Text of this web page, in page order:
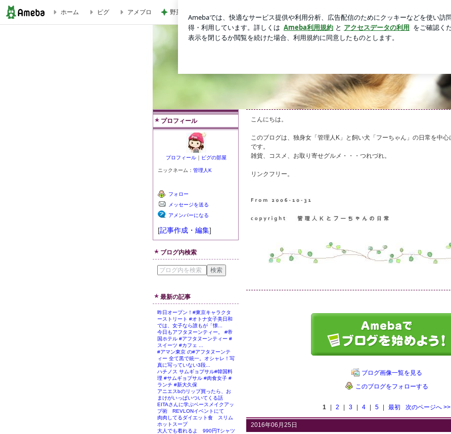
ホーム ピグ アメブロ 野菜を食べない娘の嬉しい完食
プロフィール
プロフィール ｜ ピグの部屋
ニックネーム： 管理人K
フォロー
メッセージを送る
アメンバーになる
[記事作成・編集]
ブログ内検索
最新の記事
昨日オープン！#東京キャラクタ
ーストリート #オトナ女子美日和
では、女子なら誰もが「懐...
今日もアフタヌーンティー。 #帝
国ホテル #アフタヌーンティー #
スイーツ #カフェ ...
#アマン東京 の#アフタヌーンテ
ィー 全て黒で統一。オシャレ！写
真に写っていない3段...
ハチノス サムギョプサル#韓国料
理 #サムギョプサル #肉食女子 #
ランチ #新大久保
アニエスbのリップ買ったら、お
まけがいっぱいついてくる話
EITAさんに学ぶベースメイクアッ
プ術 REVLONイベントにて
肉肉してるダイエット食 スリム
ホットスープ
大人でも着れるよ 990円Tシャツ
こんにちは。
このブログは、独身女「管理人K」と飼い犬「フーちゃん」の日常を中
です。
雑貨、コスメ、お取り寄せグルメ・・・つれづれ。
リンクフリー。
ブログ画像一覧を見る
このブログをフォローする
1 2 3 4 5 最初 次のページへ >>
2016年06月25日